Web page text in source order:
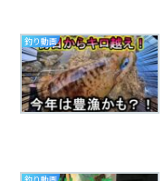
釣り動画